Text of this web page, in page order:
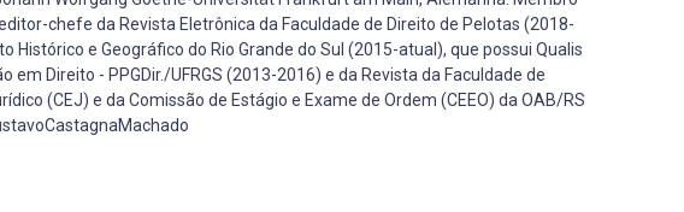
chefe da Revista Eletrônica da Faculdade de Direito de Pelotas (2018-
e Geográfico do Rio Grande do Sul (2015-atual), que possui Qualis
Direito - PPGDir./UFRGS (2013-2016) e da Revista da Faculdade de
(CEJ) e da Comissão de Estágio e Exame de Ordem (CEEO) da OAB/RS